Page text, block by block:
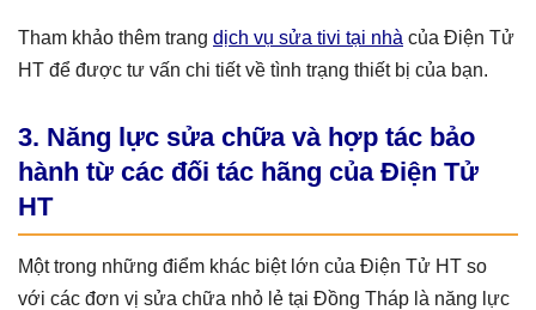
Tham khảo thêm trang dịch vụ sửa tivi tại nhà của Điện Tử
HT để được tư vấn chi tiết về tình trạng thiết bị của bạn.
3. Năng lực sửa chữa và hợp tác bảo
hành từ các đối tác hãng của Điện Tử
HT
Một trong những điểm khác biệt lớn của Điện Tử HT so
với các đơn vị sửa chữa nhỏ lẻ tại Đồng Tháp là năng lực